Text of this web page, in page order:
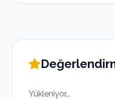
Yükleniyor...